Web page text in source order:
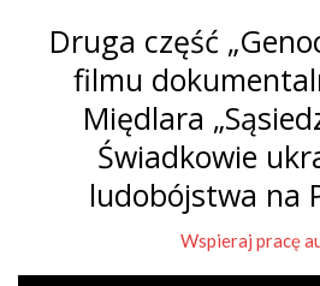
Druga część
filmu
Międlara
Świadkowie
ludobójstwa na
Wspieraj pracę